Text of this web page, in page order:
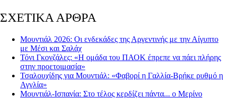
ΣΧΕΤΙΚΑ ΑΡΘΡΑ
Μουντιάλ 2026: Οι ενδεκάδες της Αργεντινής με την Αίγυπτο
με Μέσι και Σαλάχ
Τόνι Γκονζάλες: «Η ομάδα του ΠΑΟΚ έπρεπε να πάει πλήρης
στην προετοιμασία»
Τσαλουχίδης για Μουντιάλ: «Φαβορί η Γαλλία-Βρήκε ρυθμό η
Αγγλία»
Μουντιάλ-Ισπανία: Στο τέλος κερδίζει πάντα... ο Μερίνο